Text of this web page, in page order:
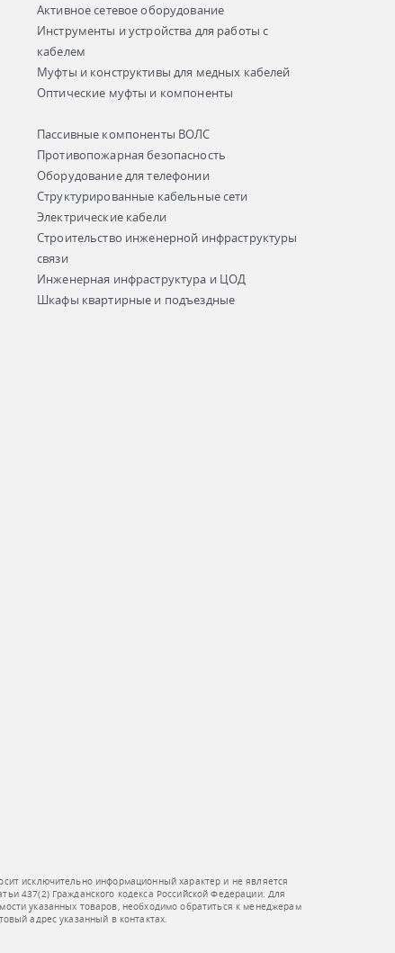
Активное сетевое оборудование
Инструменты и устройства для работы с
кабелем
Муфты и конструктивы для медных кабелей
Оптические муфты и компоненты
Пассивные компоненты ВОЛС
Противопожарная безопасность
Оборудование для телефонии
Структурированные кабельные сети
Электрические кабели
Строительство инженерной инфраструктуры
связи
Инженерная инфраструктура и ЦОД
Шкафы квартирные и подъездные
исключительно информационный характер и не является
437(2) Гражданского кодекса Российской Федерации. Для
указанных товаров, необходимо обратиться к менеджерам
адрес указанный в контактах.